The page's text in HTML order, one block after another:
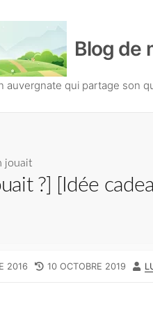
Blog de
auvergnate qui partage son
jouait
?] [Idée
2016
L
10 OCTOBRE 2019
A